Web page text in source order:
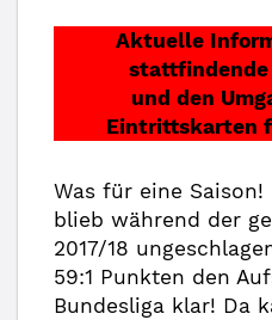
Aktuelle
und den
Eintrittskarten
Was für eine Saison!
blieb während der
2017/18
59:1 Punkten den
Bundesliga klar! Da